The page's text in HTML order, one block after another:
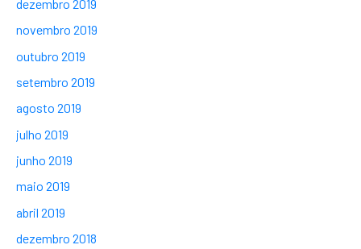
dezembro 2019
novembro 2019
outubro 2019
setembro 2019
agosto 2019
julho 2019
junho 2019
maio 2019
abril 2019
dezembro 2018